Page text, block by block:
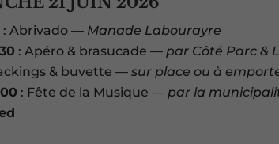
: Abrivado — Manade Labourayre
: Apéro & brasucade —par Côté Parc &
& buvette —sur place ou à
: Fête de la Musique —par la